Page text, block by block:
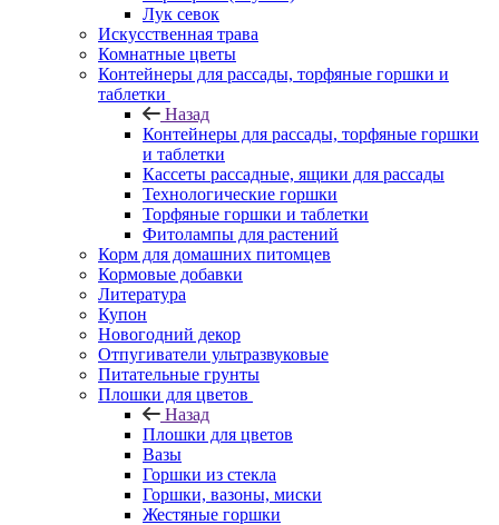
Лук севок
Искусственная трава
Комнатные цветы
Контейнеры для рассады, торфяные горшки и
таблетки
Назад
Контейнеры для рассады, торфяные горшки
и таблетки
Кассеты рассадные, ящики для рассады
Технологические горшки
Торфяные горшки и таблетки
Фитолампы для растений
Корм для домашних питомцев
Кормовые добавки
Литература
Купон
Новогодний декор
Отпугиватели ультразвуковые
Питательные грунты
Плошки для цветов
Назад
Плошки для цветов
Вазы
Горшки из стекла
Горшки, вазоны, миски
Жестяные горшки